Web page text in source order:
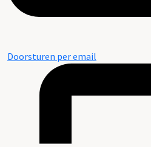
Doorsturen per email